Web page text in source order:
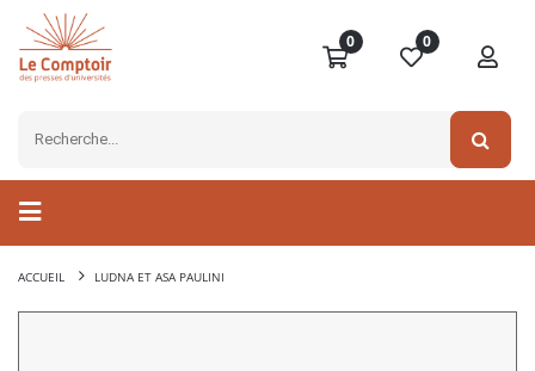
0 0
ACCUEIL LUDNA ET ASA PAULINI